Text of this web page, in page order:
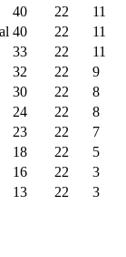
40 22 11
40 22 11
33 22 11
32 22 9
30 22 8
24 22 8
23 22 7
18 22 5
16 22 3
13 22 3